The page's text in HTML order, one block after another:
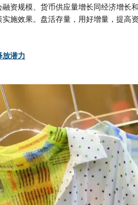
资规模、货币供应量增长同经济增长
施效果。盘活存量，用好增量，提高
放潜力